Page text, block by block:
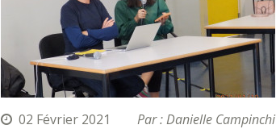
02 Février 2021 Par : Danielle Campinchi